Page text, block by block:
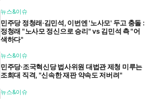
뉴스&이슈
민주당 정청래·김민석, 이번엔 '노사모' 두고 충돌 :
정청래 "노사모 정신으로 승리" vs 김민석 측 "어
색하다"
뉴스&이슈
민주당·조국혁신당 법사위원 대법관 제청 미루는
조희대 직격, "신속한 재판 약속도 저버려"
뉴스&이슈